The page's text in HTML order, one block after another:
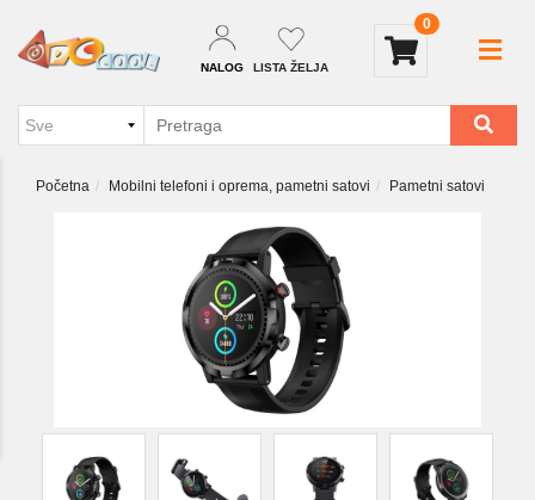
NALOG LISTA ŽELJA
0
Početna Mobilni telefoni i oprema, pametni satovi Pametni satovi